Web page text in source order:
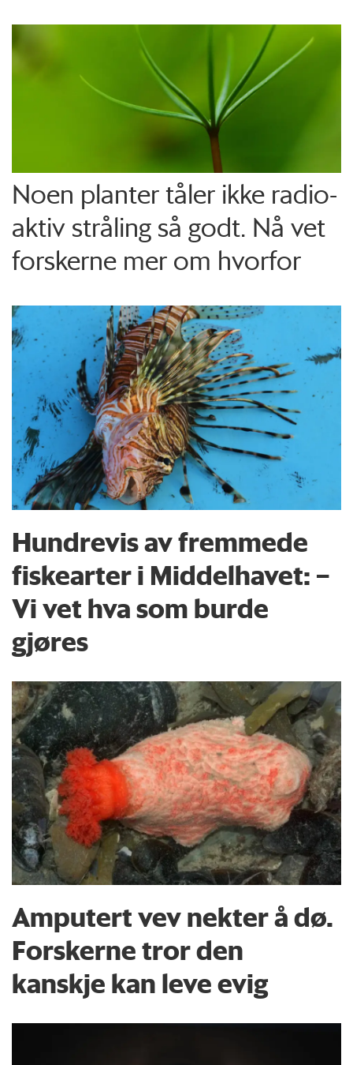
Noen planter tåler ikke radio­
aktiv stråling så godt. Nå vet
forskerne mer om hvorfor
Hundrevis av fremmede
fiskearter i Middelhavet: –
Vi vet hva som burde
gjøres
Amputert vev nekter å dø.
Forskerne tror den
kanskje kan leve evig